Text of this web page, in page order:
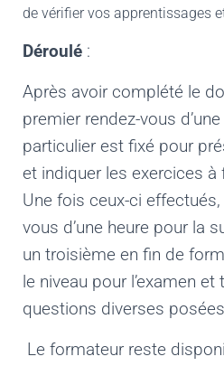
de vérifier vos apprentissages
Déroulé :
Après avoir complété le
premier rendez-vous
particulier est fixé pour
et indiquer les exercices à
Une fois ceux-ci
vous d’une heure pour la
un troisième en fin de
le niveau pour l’examen et
questions diverses posées
Le formateur reste